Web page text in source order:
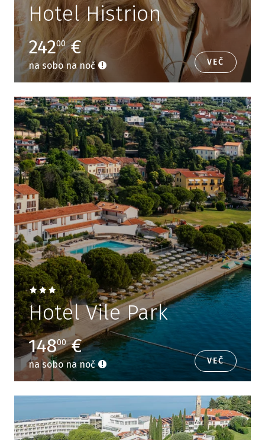
Hotel Histrion
24200€
na sobo na noč VEČ
Hotel Vile Park
14800€
na sobo na noč VEČ